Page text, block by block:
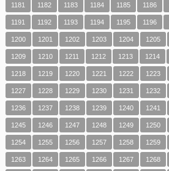
1181 1182 1183 1184 1185 1186
1191 1192 1193 1194 1195 1196
1200 1201 1202 1203 1204 1205
1209 1210 1211 1212 1213 1214
1218 1219 1220 1221 1222 1223
1227 1228 1229 1230 1231 1232
1236 1237 1238 1239 1240 1241
1245 1246 1247 1248 1249 1250
1254 1255 1256 1257 1258 1259
1263 1264 1265 1266 1267 1268